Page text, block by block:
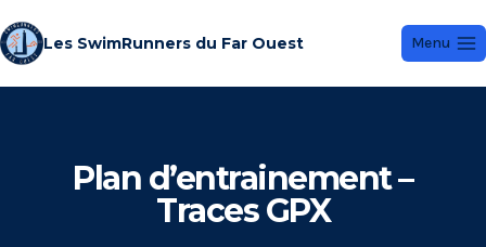
Les SwimRunners du Far Ouest Menu
Plan d’entrainement –
Traces GPX